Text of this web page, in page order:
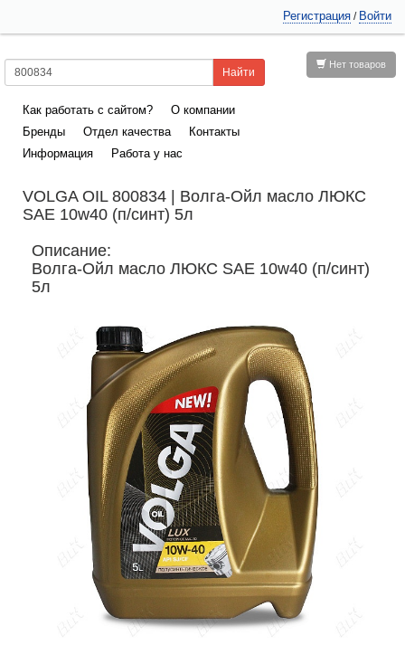
Регистрация / Войти
Нет товаров
Как работать с сайтом?
О компании
Бренды
Отдел качества
Контакты
Информация
Работа у нас
VOLGA OIL 800834 | Волга-Ойл масло ЛЮКС
SAE 10w40 (п/синт) 5л
Описание:
Волга-Ойл масло ЛЮКС SAE 10w40 (п/синт)
5л